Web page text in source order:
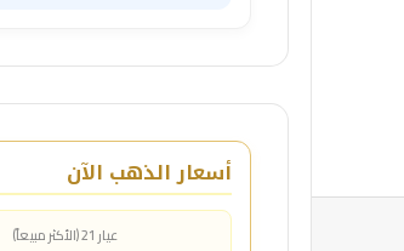
أسعار الذهب الآن
عيار 21 (الأكثر مبيعاً)